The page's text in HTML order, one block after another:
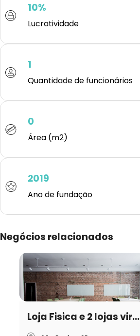
10%
Lucratividade
1
Quantidade de funcionários
0
Área (m2)
2019
Ano de fundação
Negócios relacionados
Loja Fisica e 2 lojas vir...